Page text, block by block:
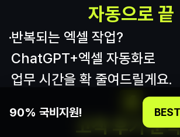
자동으로 끝
반복되는 엑셀 작업?
ChatGPT+엑셀 자동화로
업무 시간을 확 줄여드릴게요.
고객 후기 분
90% 국비지원!